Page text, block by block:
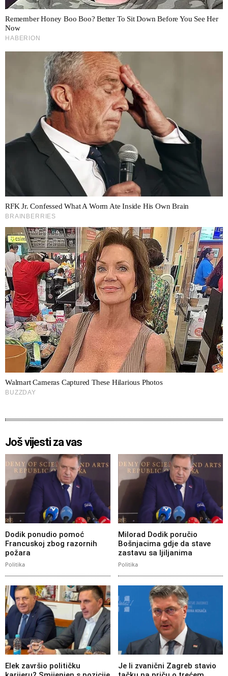
Još vijesti za vas
Dodik ponudio pomoć
Francuskoj zbog razornih
požara
Politika
Milorad Dodik poručio
Bošnjacima gdje da stave
zastavu sa ljiljanima
Politika
Elek završio političku
Je li zvanični Zagreb stavio